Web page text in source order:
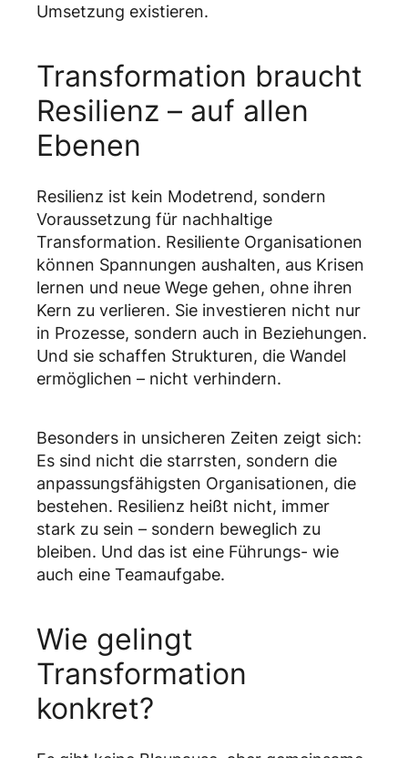
Umsetzung existieren.
Transformation braucht
Resilienz – auf allen
Ebenen
Resilienz ist kein Modetrend, sondern
Voraussetzung für nachhaltige
Transformation. Resiliente Organisationen
können Spannungen aushalten, aus Krisen
lernen und neue Wege gehen, ohne ihren
Kern zu verlieren. Sie investieren nicht nur
in Prozesse, sondern auch in Beziehungen.
Und sie schaffen Strukturen, die Wandel
ermöglichen – nicht verhindern.
Besonders in unsicheren Zeiten zeigt sich:
Es sind nicht die starrsten, sondern die
anpassungsfähigsten Organisationen, die
bestehen. Resilienz heißt nicht, immer
stark zu sein – sondern beweglich zu
bleiben. Und das ist eine Führungs- wie
auch eine Teamaufgabe.
Wie gelingt
Transformation
konkret?